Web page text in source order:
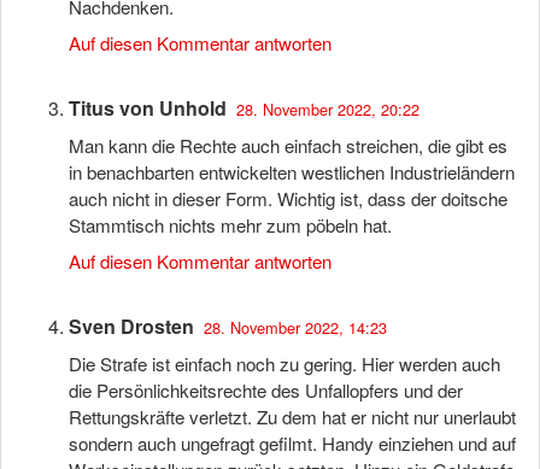
Nachdenken.
Auf diesen Kommentar antworten
Titus von Unhold 28. November 2022, 20:22
Man kann die Rechte auch einfach streichen, die gibt es
in benachbarten entwickelten westlichen Industrieländern
auch nicht in dieser Form. Wichtig ist, dass der doitsche
Stammtisch nichts mehr zum pöbeln hat.
Auf diesen Kommentar antworten
Sven Drosten 28. November 2022, 14:23
Die Strafe ist einfach noch zu gering. Hier werden auch
die Persönlichkeitsrechte des Unfallopfers und der
Rettungskräfte verletzt. Zu dem hat er nicht nur unerlaubt
sondern auch ungefragt gefilmt. Handy einziehen und auf